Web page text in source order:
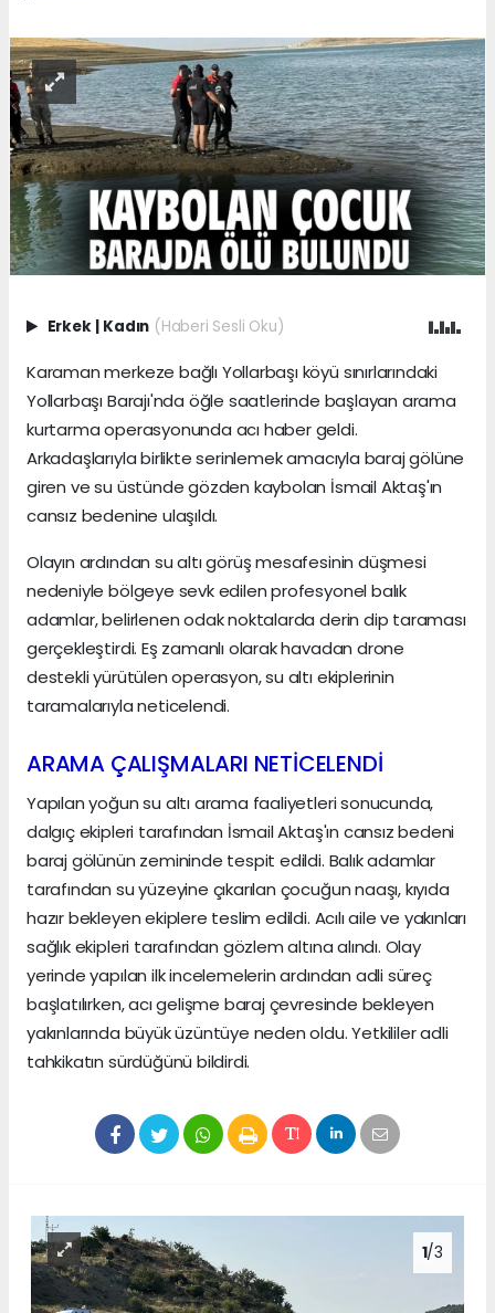
Erkek | Kadın (Haberi Sesli Oku)
Karaman merkeze bağlı Yollarbaşı köyü sınırlarındaki
Yollarbaşı Barajı'nda öğle saatlerinde başlayan arama
kurtarma operasyonunda acı haber geldi.
Arkadaşlarıyla birlikte serinlemek amacıyla baraj gölüne
giren ve su üstünde gözden kaybolan İsmail Aktaş'ın
cansız bedenine ulaşıldı.
Olayın ardından su altı görüş mesafesinin düşmesi
nedeniyle bölgeye sevk edilen profesyonel balık
adamlar, belirlenen odak noktalarda derin dip taraması
gerçekleştirdi. Eş zamanlı olarak havadan drone
destekli yürütülen operasyon, su altı ekiplerinin
taramalarıyla neticelendi.
ARAMA ÇALIŞMALARI NETİCELENDİ
Yapılan yoğun su altı arama faaliyetleri sonucunda,
dalgıç ekipleri tarafından İsmail Aktaş'ın cansız bedeni
baraj gölünün zemininde tespit edildi. Balık adamlar
tarafından su yüzeyine çıkarılan çocuğun naaşı, kıyıda
hazır bekleyen ekiplere teslim edildi. Acılı aile ve yakınları
sağlık ekipleri tarafından gözlem altına alındı. Olay
yerinde yapılan ilk incelemelerin ardından adli süreç
başlatılırken, acı gelişme baraj çevresinde bekleyen
yakınlarında büyük üzüntüye neden oldu. Yetkililer adli
tahkikatın sürdüğünü bildirdi.
1/3